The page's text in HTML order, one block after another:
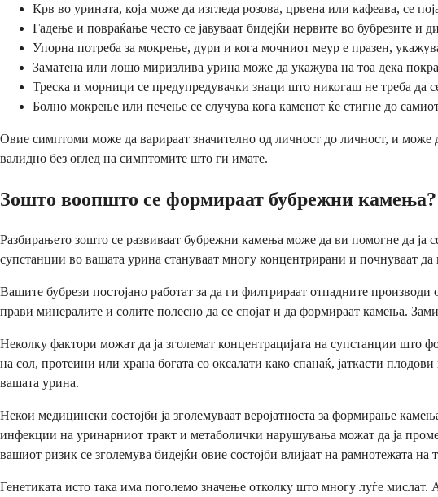
Крв во урината, која може да изгледа розова, црвена или кафеава, се
Гадење и повраќање често се јавуваат бидејќи нервите во бубрезите и
Упорна потреба за мокрење, дури и кога мочниот меур е празен,
Заматена или лошо миризлива урина може да укажува на тоа дека
Треска и морници се предупредувачки знаци што никогаш не треба да
Болно мокрење или печење се случува кога каменот ќе стигне до
Овие симптоми може да варираат значително од личност до личност, и може
валидно без оглед на симптомите што ги имате.
Зошто воопшто се формираат бубрежни камења?
Разбирањето зошто се развиваат бубрежни камења може да ви помогне да ја
супстанции во вашата урина стануваат многу концентрирани и почнуваат да
Вашите бубрези постојано работат за да ги филтрираат отпадните
прави минералите и солите полесно да се спојат и да формираат камења.
Неколку фактори можат да ја зголемат концентрацијата на супстанции што
на сол, протеини или храна богата со оксалати како спанаќ, јаткасти
вашата урина.
Некои медицински состојби ја зголемуваат веројатноста за формирање
инфекции на уринарниот тракт и метаболички нарушувања можат да ја
вашиот ризик се зголемува бидејќи овие состојби влијаат на рамнотежата
Генетиката исто така има поголемо значење отколку што многу луѓе